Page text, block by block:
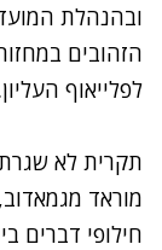
ובהנהלת
הזהובים
לפלייאוף העליון.
תקרית לא
מוראד
חילופי דברים